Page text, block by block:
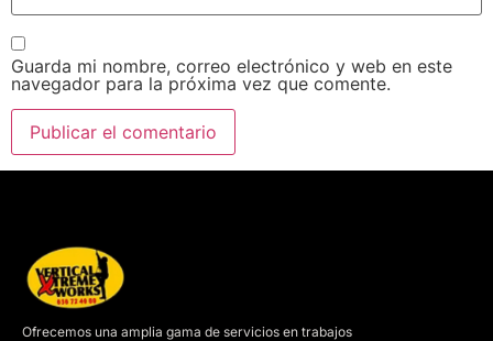
Guarda mi nombre, correo electrónico y web en este
navegador para la próxima vez que comente.
Ofrecemos una amplia gama de servicios en trabajos